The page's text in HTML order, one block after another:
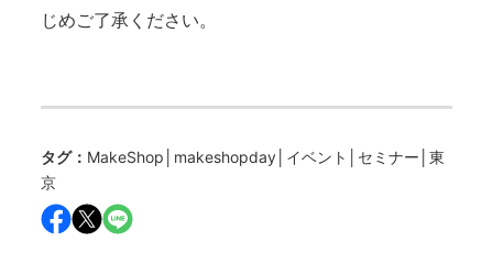
じめご了承ください。
タグ： MakeShop makeshopday イベント セミナー │東
京